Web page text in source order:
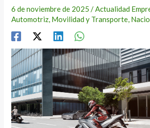
6 de noviembre de 2025/Actualidad
Automotriz, Movilidad y Transporte,